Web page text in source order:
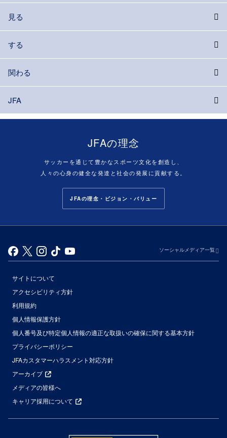
見る
する
関わる
JFA
JFAの理念
サッカーを通じて豊かなスポーツ文化を創造し、
人々の心身の健全な発達と社会の発展に貢献する。
JFAの理念・ビジョン・バリュー
ソーシャルメディア一覧
サイトについて
アクセシビリティ方針
利用規約
個人情報保護方針
個人番号及び特定個人情報の適正な取扱いの確保に関する基本方針
プライバシーポリシー
JFAカスタマーハラスメント対応方針
アーカイブ
メディアの皆様へ
キャリア採用について